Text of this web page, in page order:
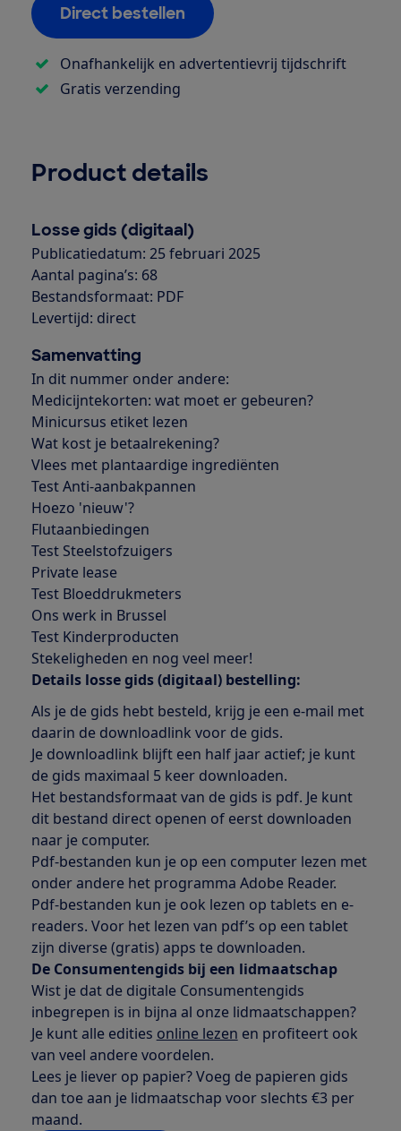
Direct bestellen
Onafhankelijk en advertentievrij tijdschrift
Gratis verzending
Product details
Losse gids (digitaal)
Publicatiedatum: 25 februari 2025
Aantal pagina’s: 68
Bestandsformaat: PDF
Levertijd: direct
Samenvatting
In dit nummer onder andere:
Medicijntekorten: wat moet er gebeuren?
Minicursus etiket lezen
Wat kost je betaalrekening?
Vlees met plantaardige ingrediënten
Test Anti-aanbakpannen
Hoezo 'nieuw'?
Flutaanbiedingen
Test Steelstofzuigers
Private lease
Test Bloeddrukmeters
Ons werk in Brussel
Test Kinderproducten
Stekeligheden en nog veel meer!
Details losse gids (digitaal) bestelling:
Als je de gids hebt besteld, krijg je een e-mail met
daarin de downloadlink voor de gids.
Je downloadlink blijft een half jaar actief; je kunt
de gids maximaal 5 keer downloaden.
Het bestandsformaat van de gids is pdf. Je kunt
dit bestand direct openen of eerst downloaden
naar je computer.
Pdf-bestanden kun je op een computer lezen met
onder andere het programma Adobe Reader.
Pdf-bestanden kun je ook lezen op tablets en e-
readers. Voor het lezen van pdf’s op een tablet
zijn diverse (gratis) apps te downloaden.
De Consumentengids bij een lidmaatschap
Wist je dat de digitale Consumentengids
inbegrepen is in bijna al onze lidmaatschappen?
Je kunt alle edities online lezen en profiteert ook
van veel andere voordelen.
Lees je liever op papier? Voeg de papieren gids
dan toe aan je lidmaatschap voor slechts €3 per
maand.